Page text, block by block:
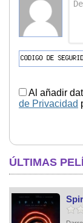
Al añadir
de Privacidad
ÚLTIMAS